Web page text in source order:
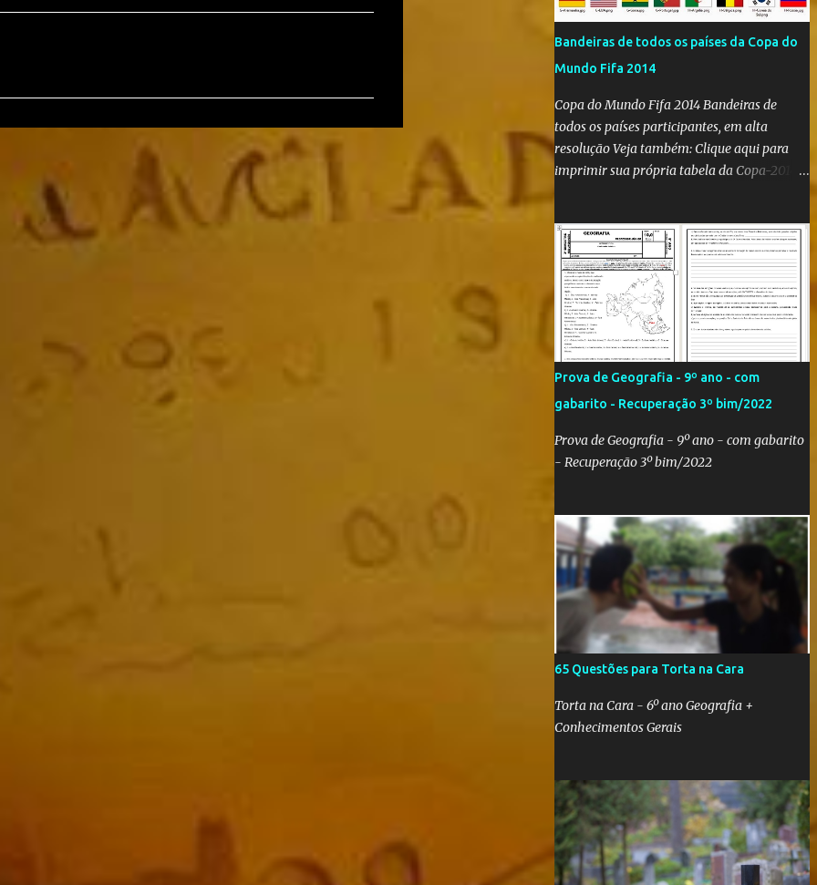
Bandeiras de todos os países da Copa do
Mundo Fifa 2014
Copa do Mundo Fifa 2014 Bandeiras de
todos os países participantes, em alta
resolução Veja também: Clique aqui para
imprimir sua própria tabela da Copa-2014
Fifa Qatar 2022! Clique aqui e confira os
hinos, com letra e tradução, de todos os
países participantes da Copa do Mundo Fifa
Qatar 2022! Com um evento como a Copa
do Mundo ocorrendo no Brasil,
independentemente se você seja do time
'Viva Copa' ou do time 'Não vai ter Copa',
uma hora ou outra acaba precisando das
bandeiras dos países que participarão do
evento (para exaltá-los ou para estraçalhá-
los). Principalmente se você for aluno ou
Aí, precisa correr para o Google Imagens,
achar a bandeira correta, com a resolução
adequada... a maior função. Eu sei porque já
precisei fazer isso. Como deixei os arquivos
armazenados em cas...
Prova de Geografia - 9º ano - com
gabarito - Recuperação 3º bim/2022
Prova de Geografia - 9º ano - com gabarito
- Recuperação 3º bim/2022
65 Questões para Torta na Cara
Torta na Cara - 6º ano Geografia +
Conhecimentos Gerais